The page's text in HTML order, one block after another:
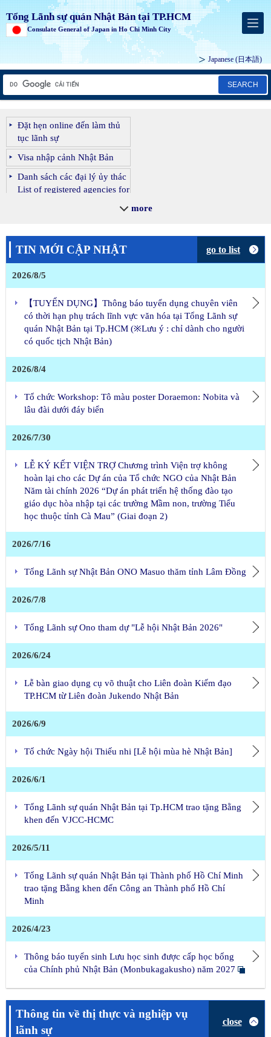
Tổng Lãnh sự quán Nhật Bản tại TP.HCM
Consulate General of Japan in Ho Chi Minh City
Japanese (日本語)
SEARCH
more
Đặt hẹn online đến làm thủ
tục lãnh sự
Visa nhập cảnh Nhật Bản
Danh sách các đại lý ủy thác
List of registered agencies for
lịch chỉ định
List of registered agencies for
Chương trình viện trợ không
Thông tin nghiệp vụ lãnh sự
Thời gian làm việc và ngày
nghỉ
TIN MỚI CẬP NHẬT go to list
2026/8/5
【TUYỂN DỤNG】Thông báo tuyển dụng chuyên viên
có thời hạn phụ trách lĩnh vực văn hóa tại Tổng Lãnh sự
quán Nhật Bản tại Tp.HCM (※Lưu ý : chỉ dành cho người
có quốc tịch Nhật Bản)
2026/8/4
Tổ chức Workshop: Tô màu poster Doraemon: Nobita và
lâu đài dưới đáy biển
2026/7/30
LỄ KÝ KẾT VIỆN TRỢ Chương trình Viện trợ không
hoàn lại cho các Dự án của Tổ chức NGO của Nhật Bản
Năm tài chính 2026 “Dự án phát triển hệ thống đào tạo
giáo dục hòa nhập tại các trường Mầm non, trường Tiểu
học thuộc tỉnh Cà Mau” (Giai đoạn 2)
2026/7/16
Tổng Lãnh sự Nhật Bản ONO Masuo thăm tỉnh Lâm Đồng
2026/7/8
Tổng Lãnh sự Ono tham dự "Lễ hội Nhật Bản 2026"
2026/6/24
Lễ bàn giao dụng cụ võ thuật cho Liên đoàn Kiếm đạo
TP.HCM từ Liên đoàn Jukendo Nhật Bản
2026/6/9
Tổ chức Ngày hội Thiếu nhi [Lễ hội mùa hè Nhật Bản]
2026/6/1
Tổng Lãnh sự quán Nhật Bản tại Tp.HCM trao tặng Bằng
khen đến VJCC-HCMC
2026/5/11
Tổng Lãnh sự quán Nhật Bản tại Thành phố Hồ Chí Minh
trao tặng Bằng khen đến Công an Thành phố Hồ Chí
Minh
2026/4/23
Thông báo tuyển sinh Lưu học sinh được cấp học bổng
của Chính phủ Nhật Bản (Monbukagakusho) năm 2027
Thông tin về thị thực và nghiệp vụ
lãnh sự
close